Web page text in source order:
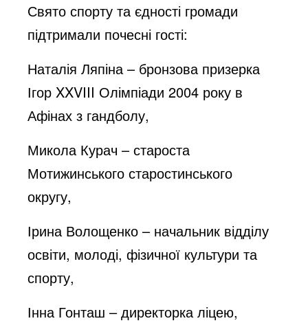
Свято спорту та єдності громади
підтримали почесні гості:
Наталія Ляпіна – бронзова призерка
Ігор XXVIII Олімпіади 2004 року в
Афінах з гандболу,
Микола Курач – староста
Мотижинського старостинського
округу,
Ірина Волощенко – начальник відділу
освіти, молоді, фізичної культури та
спорту,
Інна Гонташ – директорка ліцею,